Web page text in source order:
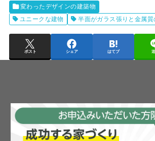
変わったデザインの建築物
ユニークな建物
半面がガラス張りと金属質
ポスト シェア はてブ